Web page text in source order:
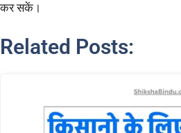
कर सकें।
Related Posts: